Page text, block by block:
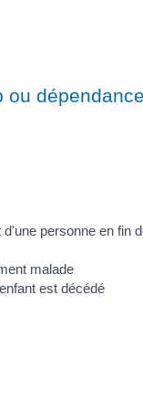
personne en fin
malade
est décédé